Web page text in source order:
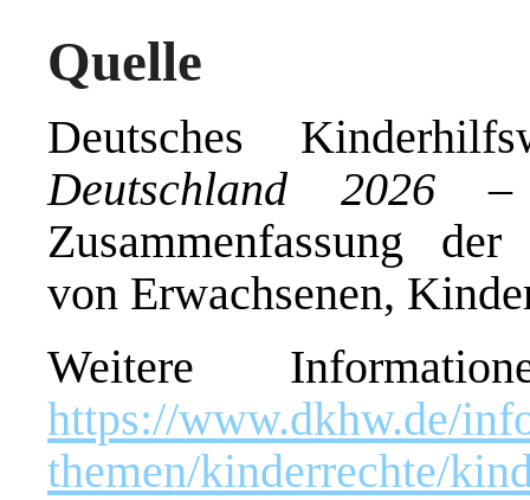
Quelle
Deutsches
Deutschland 2026 –
Zusammenfassung
von Erwachsenen,
Weitere
https://www.dkhw.de/
themen/kinderrechte/